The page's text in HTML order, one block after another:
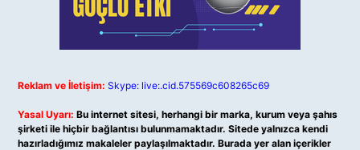
Reklam ve İletişim: Skype: live:.cid.575569c608265c69
Yasal Uyarı: Bu internet sitesi, herhangi bir marka, kurum veya şahıs
şirketi ile hiçbir bağlantısı bulunmamaktadır. Sitede yalnızca kendi
hazırladığımız makaleler paylaşılmaktadır. Burada yer alan içerikler